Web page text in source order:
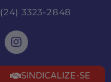
(24) 3323-2848
SINDICALIZE-SE